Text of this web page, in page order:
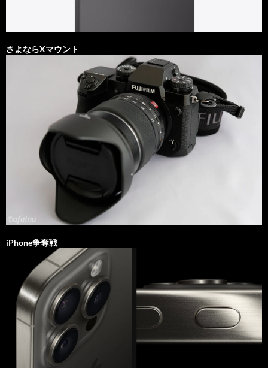
さよならXマウント
iPhone争奪戦